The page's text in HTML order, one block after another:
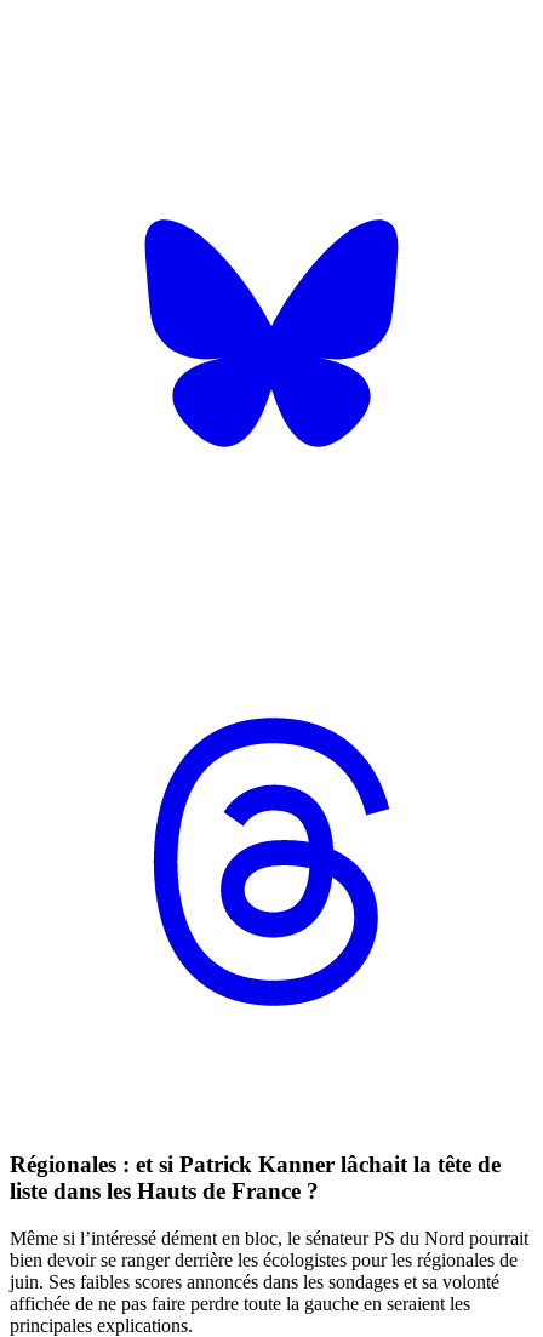
Régionales : et si Patrick Kanner lâchait la tête de
liste dans les Hauts de France ?
Même si l’intéressé dément en bloc, le sénateur PS du Nord pourrait
bien devoir se ranger derrière les écologistes pour les régionales de
juin. Ses faibles scores annoncés dans les sondages et sa volonté
affichée de ne pas faire perdre toute la gauche en seraient les
principales explications.